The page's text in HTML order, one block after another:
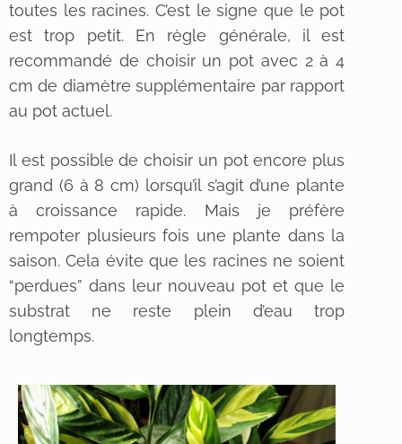
toutes les racines. C’est le signe que le pot
est trop petit. En règle générale, il est
recommandé de choisir un pot avec 2 à 4
cm de diamètre supplémentaire par rapport
au pot actuel.
Il est possible de choisir un pot encore plus
grand (6 à 8 cm) lorsqu’il s’agit d’une plante
à croissance rapide. Mais je préfère
rempoter plusieurs fois une plante dans la
saison. Cela évite que les racines ne soient
“perdues” dans leur nouveau pot et que le
substrat ne reste plein d’eau trop
longtemps.